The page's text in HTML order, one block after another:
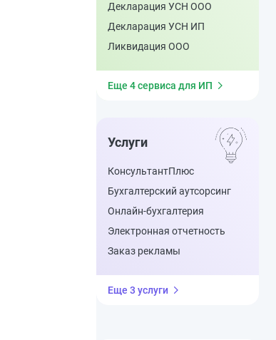
Декларация УСН ООО
Декларация УСН ИП
Ликвидация ООО
Еще 4 сервиса для ИП
Услуги
КонсультантПлюс
Бухгалтерский аутсорсинг
Онлайн-бухгалтерия
Электронная отчетность
Заказ рекламы
Еще 3 услуги